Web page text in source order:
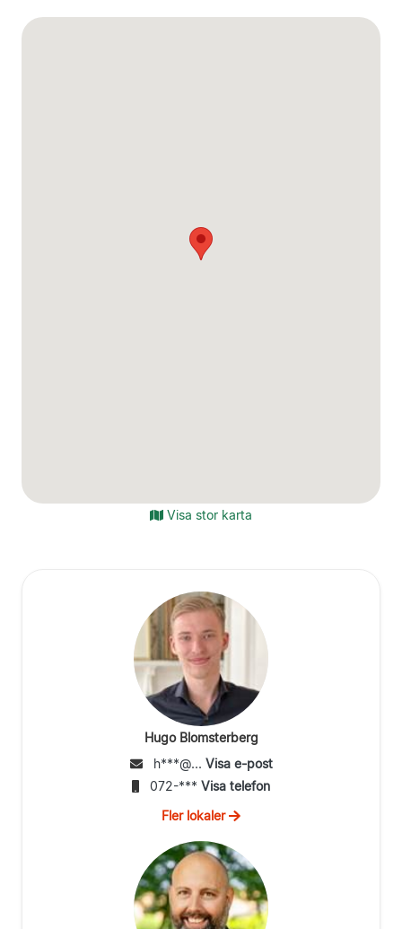
Visa stor karta
Hugo Blomsterberg
h***@... Visa e-post
072-*** Visa telefon
Fler lokaler